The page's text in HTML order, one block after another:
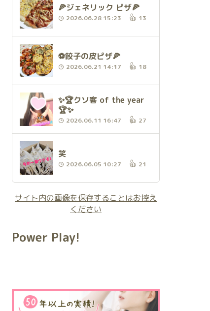
🍕ジェネリック ピザ🍕
2026.06.28 15:23 13
⚽️餃子の皮ピザ🍕
2026.06.21 14:17 18
✨🏆クソ客 of the year
🏆✨
2026.06.11 16:47 27
笑
2026.06.05 10:27 21
サイト内の画像を保存することはお控え
ください
Power Play!